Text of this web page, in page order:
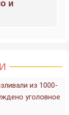
и
из 1000-
уголовное